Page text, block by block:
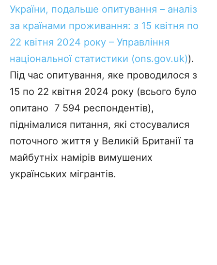
України, подальше опитування – аналіз
за країнами проживання: з 15 квітня по
22 квітня 2024 року – Управління
національної статистики (ons.gov.uk)).
Під час опитування, яке проводилося з
15 по 22 квітня 2024 року (всього було
опитано 7 594 респондентів),
піднімалися питання, які стосувалися
поточного життя у Великій Британії та
майбутніх намірів вимушених
українських мігрантів.